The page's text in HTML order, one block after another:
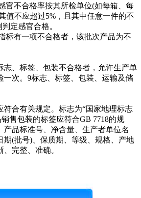
官不合格率按其所检单位(如每箱、每
值不应超过5%，且其中任意一件的不
定感官合格。
标有一项不合格者，该批次产品为不
志、标签、包装不合格者，允许生产单
一次。9标志、标签、包装、运输及储
符合有关规定。标志为“国家地理标志
售包装的标签应符合GB 7718的规
产品标准号、净含量、生产者单位名
期(批号)、保质期、等级、规格、产地
完整、准确。